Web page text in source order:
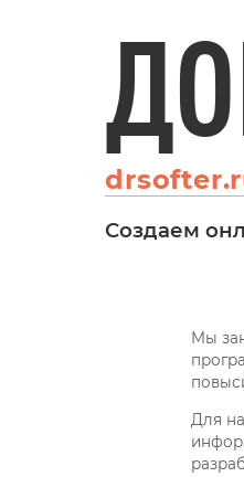
Создаем
Мы
Для